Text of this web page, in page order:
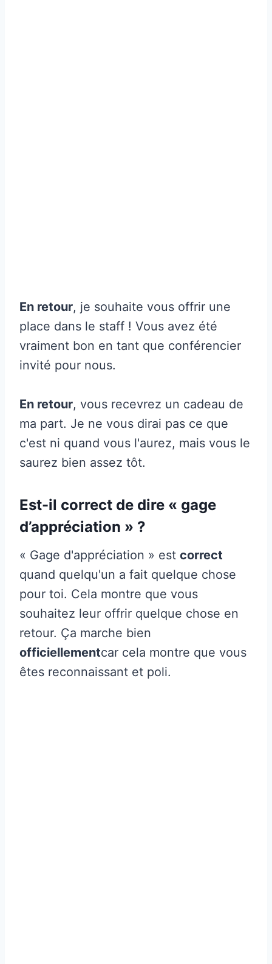
En retour, je souhaite vous offrir une
place dans le staff ! Vous avez été
vraiment bon en tant que conférencier
invité pour nous.
En retour, vous recevrez un cadeau de
ma part. Je ne vous dirai pas ce que
c'est ni quand vous l'aurez, mais vous le
saurez bien assez tôt.
Est-il correct de dire « gage
d’appréciation » ?
« Gage d'appréciation » est correct
quand quelqu'un a fait quelque chose
pour toi. Cela montre que vous
souhaitez leur offrir quelque chose en
retour. Ça marche bien
officiellementcar cela montre que vous
êtes reconnaissant et poli.